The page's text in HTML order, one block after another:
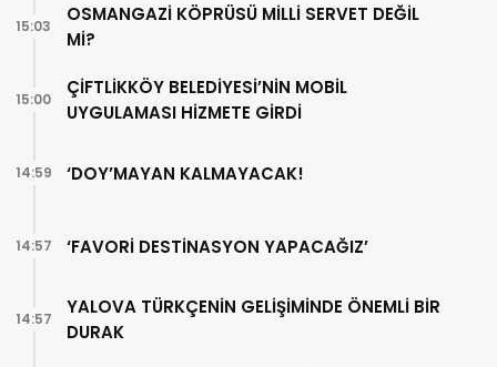
OSMANGAZİ KÖPRÜSÜ MİLLİ SERVET DEĞİL
Mİ?
15:03
ÇİFTLİKKÖY BELEDİYESİ’NİN MOBİL
UYGULAMASI HİZMETE GİRDİ
15:00
‘DOY’MAYAN KALMAYACAK!
14:59
‘FAVORİ DESTİNASYON YAPACAĞIZ’
14:57
YALOVA TÜRKÇENİN GELİŞİMİNDE ÖNEMLİ BİR
DURAK
14:57